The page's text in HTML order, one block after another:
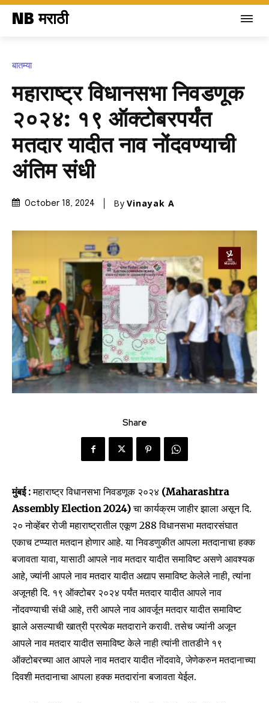
NB मराठी
बातम्या
महाराष्ट्र विधानसभा निवडणूक
२०२४: १९ ऑक्टोबरपर्यंत
मतदार यादीत नाव नोंदवण्याची
अंतिम संधी
October 18, 2024 By Vinayak A
Share
मुंबई :महाराष्ट्र विधानसभा निवडणूक २०२४ (Maharashtra
Assembly Election 2024)चा कार्यक्रम जाहीर झाला असून दि.
२० नोव्हेंबर रोजी महाराष्ट्रातील एकूण 288 विधानसभा मतदारसंघात
एकाच टप्प्यात मतदान होणार आहे. या निवडणुकीत आपला मतदानाचा हक्क
बजावता यावा, यासाठी आपले नाव मतदार यादीत समाविष्ट असणे आवश्यक
आहे, ज्यांनी आपले नाव मतदार यादीत अद्याप समाविष्ट केलेले नाही, त्यांना
अजूनही दि. १९ ऑक्टोबर २०२४ पर्यंत मतदार यादीत आपले नाव
नोंदवण्याची संधी आहे, तरी आपले नाव आवर्जून मतदार यादीत समाविष्ट
झाले असल्याची खात्री प्रत्येक मतदाराने करावी. तसेच ज्यांनी अजून
आपले नाव मतदार यादीत समाविष्ट केले नाही त्यांनी तातडीने १९
ऑक्टोबरच्या आत आपले नाव मतदार यादीत नोंदवावे, जेणेकरुन मतदानाच्या
दिवशी मतदानाचा आपला हक्क मतदारांना बजावता येईल.